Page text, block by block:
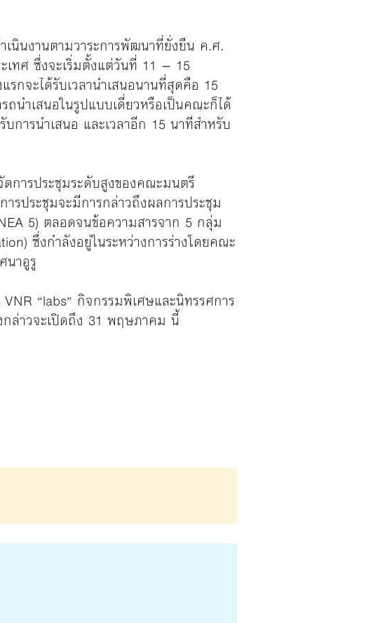
นินงานตามวาระการพัฒนาที่ยั่งยืน ค.ศ.
เทศ ซึ่งจะเริ่มตั้งแต่วันที่ 11 – 15
กจะได้รับเวลานำเสนอนานที่สุดคือ 15
นำเสนอในรูปแบบเดี่ยวหรือเป็นคณะก็ได้
การนำเสนอ และเวลาอีก 15 นาทีสำหรับ
การประชุมระดับสูงของคณะมนตรี
รประชุมจะมีการกล่าวถึงผลการประชุม
5) ตลอดจนข้อความสารจาก 5 กลุ่ม
ซึ่งกำลังอยู่ในระหว่างการร่างโดยคณะ
นาอูรู
“labs” กิจกรรมพิเศษและนิทรรศการ
กล่าวจะเปิดถึง 31 พฤษภาคม นี้